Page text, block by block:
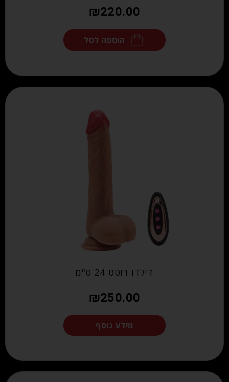
₪220.00
הוספה לסל
דילדו רוטט 24 ס"מ
₪250.00
מידע נוסף